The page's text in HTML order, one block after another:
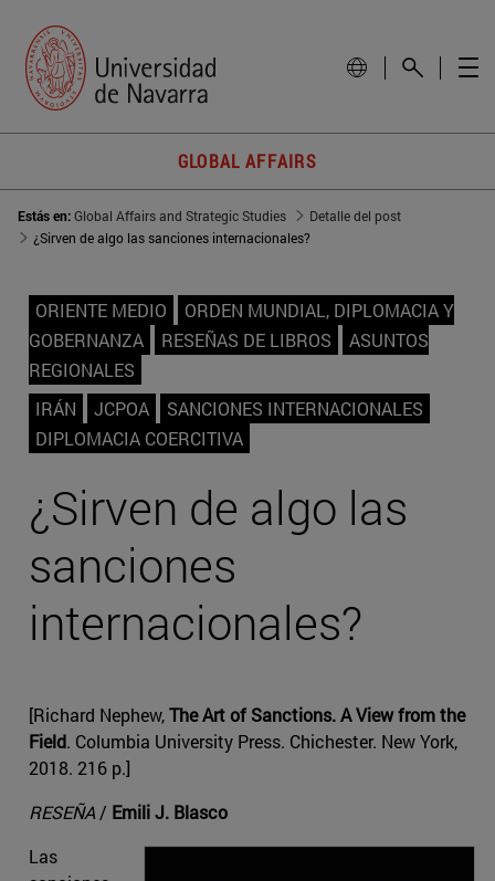
GLOBAL AFFAIRS
Estás en:Global Affairs and Strategic Studies
Detalle del post
¿Sirven de algo las sanciones internacionales?
ORIENTE MEDIO
ORDEN MUNDIAL, DIPLOMACIA Y
GOBERNANZA
RESEÑAS DE LIBROS
ASUNTOS
REGIONALES
IRÁN
JCPOA
SANCIONES INTERNACIONALES
DIPLOMACIA COERCITIVA
¿Sirven de algo las
sanciones
internacionales?
[Richard Nephew,The Art of Sanctions. A View from the
Field. Columbia University Press. Chichester. New York,
2018. 216 p.]
RESEÑA / Emili J. Blasco
Las